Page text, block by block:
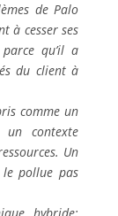
de Palo
à cesser ses
qu’il a
du client à
comme un
contexte
Un
pollue pas